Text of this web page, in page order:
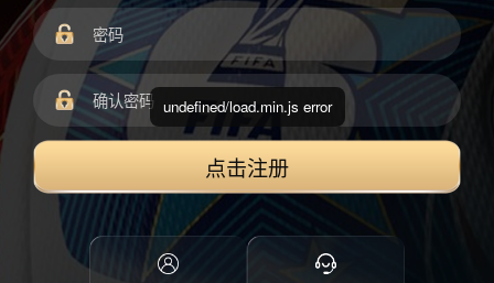
点击注册
undefined/load.min.js error